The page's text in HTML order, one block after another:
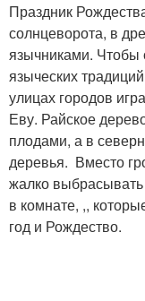
Праздник
солнцеворота, в
язычниками. Чтобы
языческих
улицах городов
Еву. Райское
плодами, а в
деревья. Вместо
жалко
в комнате, ,,
год и Рождество.